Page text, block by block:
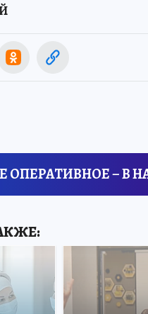
ОПЕРАТИВНОЕ – В